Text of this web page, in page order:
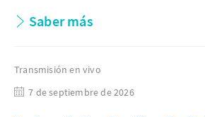
Saber más
Transmisión en vivo
7 de septiembre de 2026